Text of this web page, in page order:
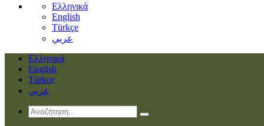
Ελληνικά
English
Türkçe
عربي
Ελληνικά
English
Türkçe
عربي